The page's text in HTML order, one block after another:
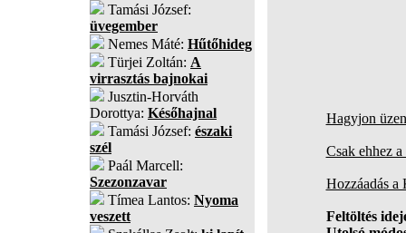
Tamási József:
üvegember
Nemes Máté: Hűtőhideg
Türjei Zoltán: A
virrasztás bajnokai
Jusztin-Horváth
Dorottya: Későhajnal
Tamási József: északi
szél
Paál Marcell:
Szezonzavar
Tímea Lantos: Nyoma
veszett
Hagyjon
Csak ehhez
Hozzáadás
Feltöltés